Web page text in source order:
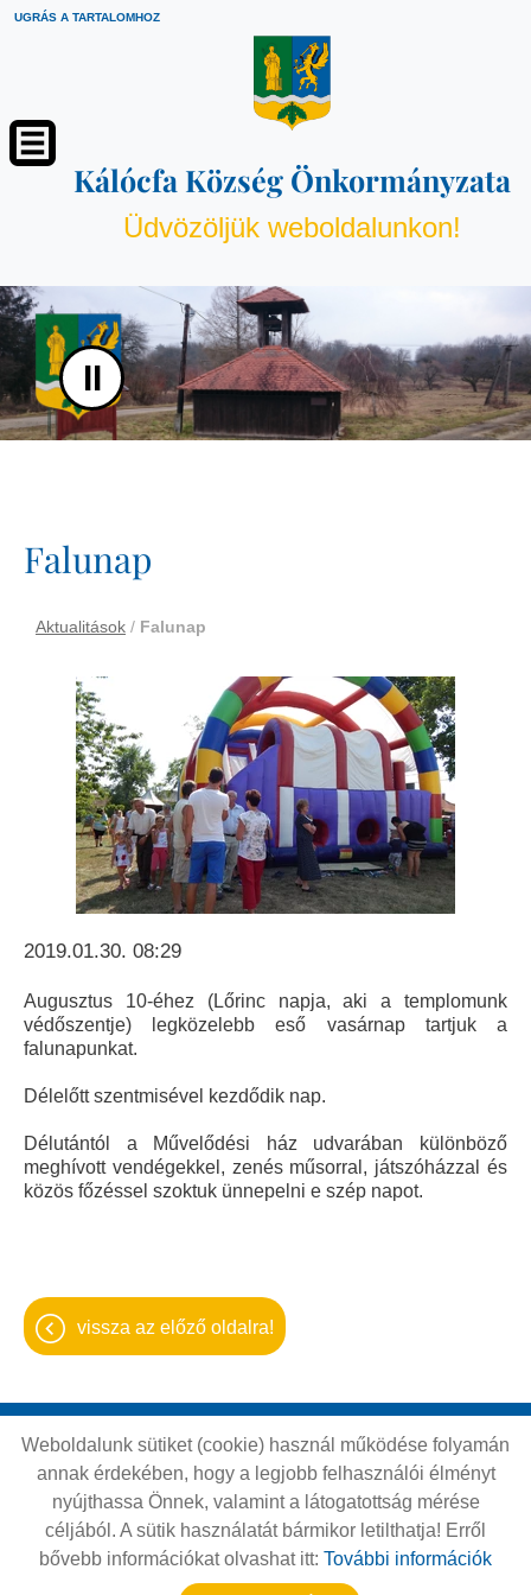
UGRÁS A TARTALOMHOZ
Kálócfa Község Önkormányzata
Üdvözöljük weboldalunkon!
II
Falunap
Aktualitások / Falunap
2019.01.30. 08:29
Augusztus 10-éhez (Lőrinc napja, aki a templomunk
védőszentje) legközelebb eső vasárnap tartjuk a
falunapunkat.
Délelőtt szentmisével kezdődik nap.
Délutántól a Művelődési ház udvarában különböző
meghívott vendégekkel, zenés műsorral, játszóházzal és
közös főzéssel szoktuk ünnepelni e szép napot.
vissza az előző oldalra!
Oldal információk
Adatkezelési tájékoztató
Impresszum
Sütik kezelése
Akadálymentesítési nyilatkozat
Weboldalunk sütiket (cookie) használ működése folyamán
annak érdekében, hogy a legjobb felhasználói élményt
nyújthassa Önnek, valamint a látogatottság mérése
céljából. A sütik használatát bármikor letilthatja! Erről
bővebb információkat olvashat itt: További információk